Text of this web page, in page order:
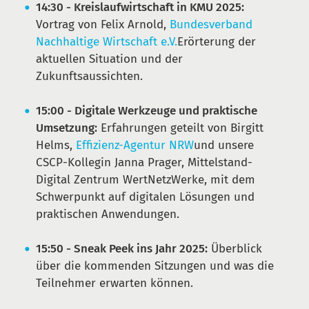
14:30 - Kreislaufwirtschaft in KMU 2025:
Vortrag von Felix Arnold, Bundesverband
Nachhaltige Wirtschaft e.V.Erörterung der
aktuellen Situation und der
Zukunftsaussichten.
15:00 - Digitale Werkzeuge und praktische
Umsetzung: Erfahrungen geteilt von Birgitt
Helms, Effizienz-Agentur NRWund unsere
CSCP-Kollegin Janna Prager, Mittelstand-
Digital Zentrum WertNetzWerke, mit dem
Schwerpunkt auf digitalen Lösungen und
praktischen Anwendungen.
15:50 - Sneak Peek ins Jahr 2025: Überblick
über die kommenden Sitzungen und was die
Teilnehmer erwarten können.